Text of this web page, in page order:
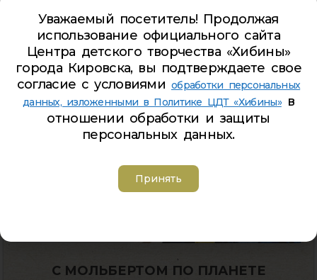
С МОЛЬБЕРТОМ ПО ПЛАНЕТЕ
Уважаемый посетитель! Продолжая
использование официального сайта
Центра детского творчества «Хибины»
города Кировска, вы подтверждаете свое
согласие с условиями обработки персональных
данных, изложенными в Политике ЦДТ «Хибины»в
отношении обработки и защиты
персональных данных.
Принять